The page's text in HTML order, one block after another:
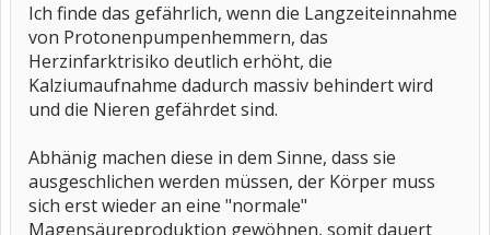
Ich finde das gefährlich, wenn die Langzeiteinnahme
von Protonenpumpenhemmern, das
Herzinfarktrisiko deutlich erhöht, die
Kalziumaufnahme dadurch massiv behindert wird
und die Nieren gefährdet sind.
Abhänig machen diese in dem Sinne, dass sie
ausgeschlichen werden müssen, der Körper muss
sich erst wieder an eine "normale"
Magensäureproduktion gewöhnen, somit dauert